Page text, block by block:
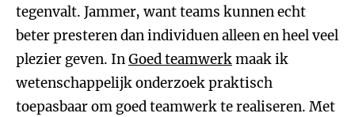
tegenvalt. Jammer, want teams kunnen echt
beter presteren dan individuen alleen en heel veel
plezier geven. InGoed teamwerkmaak ik
wetenschappelijk onderzoek praktisch
toepasbaar om goed teamwerk te realiseren. Met